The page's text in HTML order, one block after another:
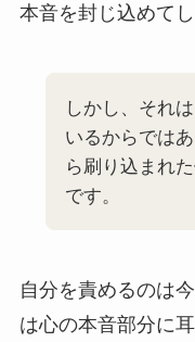
本音を封じ込めてし
しかし、それ
いるからでは
ら刷り込まれ
です。
自分を責めるのは
は心の本音部分に